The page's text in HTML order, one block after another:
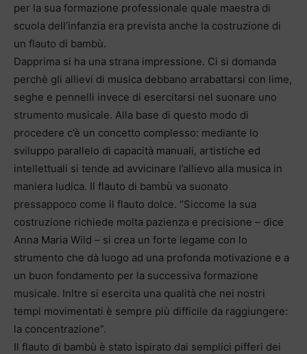
per la sua formazione professionale quale maestra di
scuola dell’infanzia era prevista anche la costruzione di
un flauto di bambù.
Dapprima si ha una strana impressione. Ci si domanda
perchè gli allievi di musica debbano arrabattarsi con lime,
seghe e pennelli invece di esercitarsi nel suonare uno
strumento musicale. Alla base di questo modo di
procedere c’è un concetto complesso: mediante lo
sviluppo parallelo di capacità manuali, artistiche ed
intellettuali si tende ad avvicinare l’allievo alla musica in
maniera ludica. Il flauto di bambù va suonato
pressappoco come il flauto dolce. “Siccome la sua
costruzione richiede molta pazienza e precisione – dice
Anna Maria Wild – si crea un forte legame con lo
strumento che dà luogo ad una profonda motivazione e a
un buon fondamento per la successiva formazione
musicale. Inltre si esercita una qualità che nei nostri
tempi movimentati è sempre più difficile da raggiungere:
la concentrazione”.
Il flauto di bambù è stato ispirato dai semplici pifferi dei